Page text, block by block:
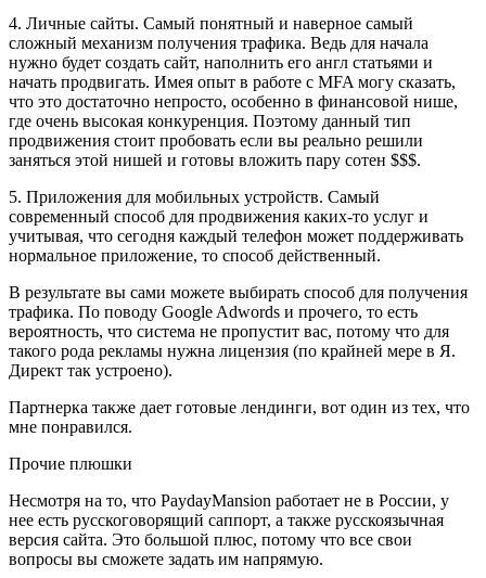
4. Личные сайты. Самый понятный и наверное самый
сложный механизм получения трафика. Ведь для начала
нужно будет создать сайт, наполнить его англ статьями и
начать продвигать. Имея опыт в работе с MFA могу сказать,
что это достаточно непросто, особенно в финансовой нише,
где очень высокая конкуренция. Поэтому данный тип
продвижения стоит пробовать если вы реально решили
заняться этой нишей и готовы вложить пару сотен $$$.
5. Приложения для мобильных устройств. Самый
современный способ для продвижения каких-то услуг и
учитывая, что сегодня каждый телефон может поддерживать
нормальное приложение, то способ действенный.
В результате вы сами можете выбирать способ для получения
трафика. По поводу Google Adwords и прочего, то есть
вероятность, что система не пропустит вас, потому что для
такого рода рекламы нужна лицензия (по крайней мере в Я.
Директ так устроено).
Партнерка также дает готовые лендинги, вот один из тех, что
мне понравился.
Прочие плюшки
Несмотря на то, что PaydayMansion работает не в России, у
нее есть русскоговорящий саппорт, а также русскоязычная
версия сайта. Это большой плюс, потому что все свои
вопросы вы сможете задать им напрямую.